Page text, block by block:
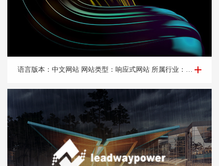
营销网站建设—舞*传媒